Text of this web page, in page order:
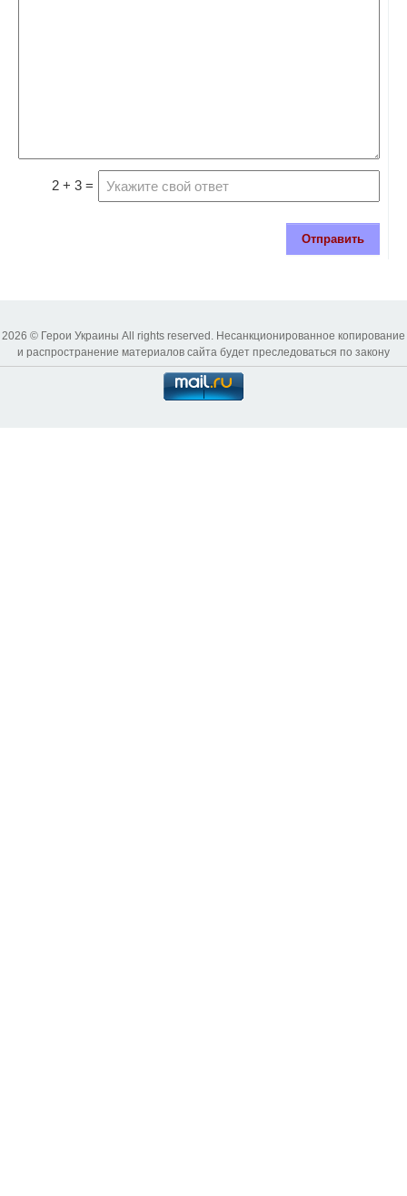
2 + 3 =
Отправить
2026 © Герои Украины All rights reserved. Несанкционированное копирование
и распространение материалов сайта будет преследоваться по закону